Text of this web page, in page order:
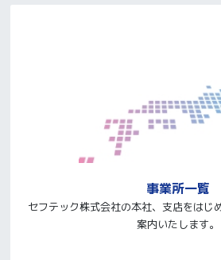
事業所一覧
セフテック株式会社の本社、支店をはじ
案内いたします。